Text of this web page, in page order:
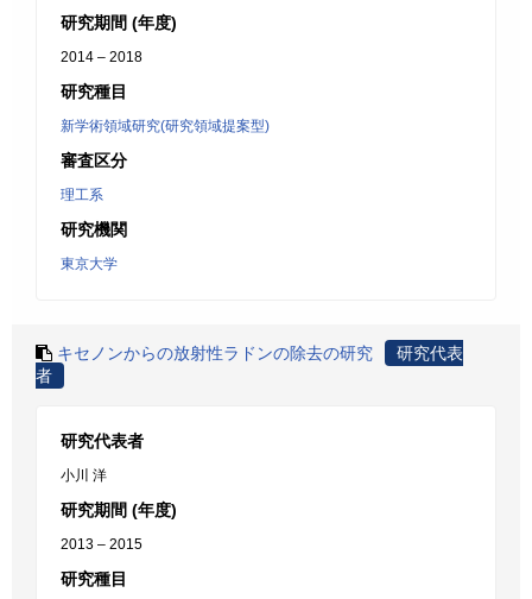
研究期間 (年度)
2014 – 2018
研究種目
新学術領域研究(研究領域提案型)
審査区分
理工系
研究機関
東京大学
キセノンからの放射性ラドンの除去の研究
研究代表
者
研究代表者
小川 洋
研究期間 (年度)
2013 – 2015
研究種目